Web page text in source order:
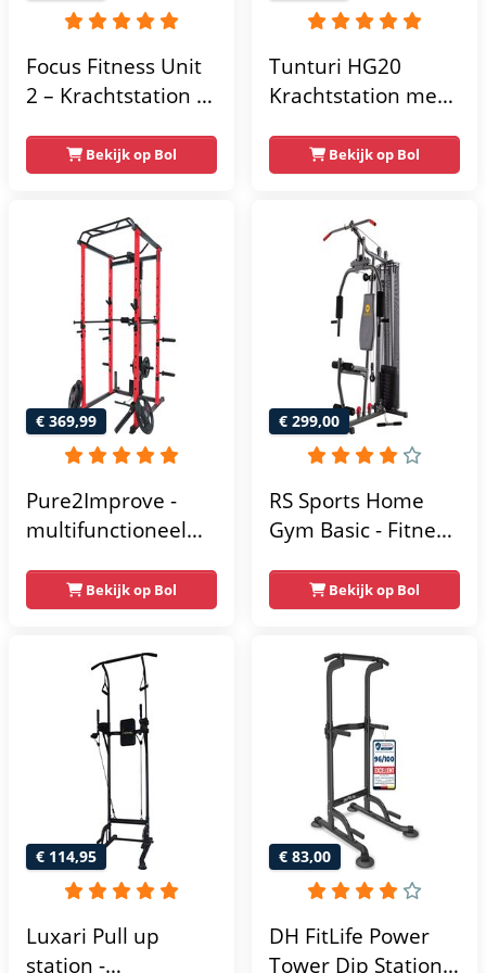
Focus Fitness Unit
2 – Krachtstation –
– Lat Pulley
Bekijk op Bol
Tunturi HG20
Krachtstation met
Compacte home
gym met lat pulley
krachtstation voor
thuis - Compact en
multifunctioneel -
Incl. gratis fitness
Bekijk op Bol
€ 369,99
Pure2Improve -
multifunctioneel
krachtstation -
home gym -
215x111x142
Bekijk op Bol
€ 299,00
RS Sports Home
Gym Basic - Fitness
Bekijk op Bol
€ 114,95
Luxari Pull up
station -
€ 83,00
DH FitLife Power
Tower Dip Station |